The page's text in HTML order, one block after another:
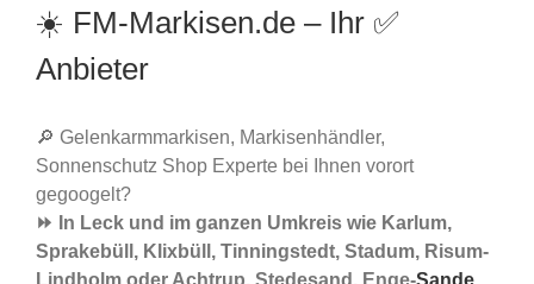
☀️ FM-Markisen.de – Ihr ✅
Anbieter
🔎 Gelenkarmmarkisen, Markisenhändler,
Sonnenschutz Shop Experte bei Ihnen vorort
gegoogelt?
⏩ In Leck und im ganzen Umkreis wie Karlum,
Sprakebüll, Klixbüll, Tinningstedt, Stadum, Risum-
Lindholm oder Achtrup, Stedesand, Enge-Sande